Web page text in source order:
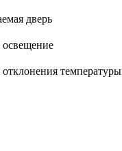
дверь
освещение
температуры